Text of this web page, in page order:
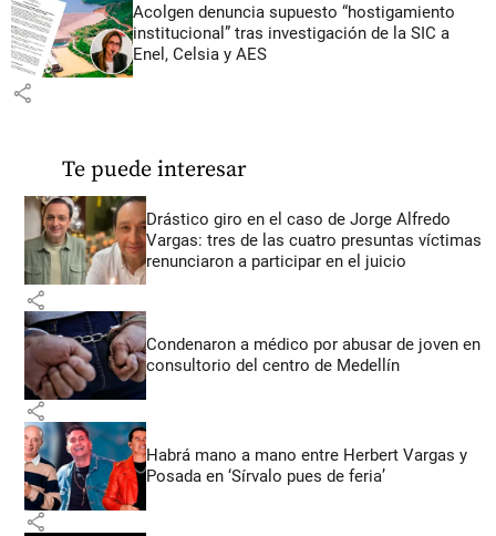
Acolgen denuncia supuesto “hostigamiento
institucional” tras investigación de la SIC a
Enel, Celsia y AES
share
Te puede interesar
Drástico giro en el caso de Jorge Alfredo
Vargas: tres de las cuatro presuntas víctimas
renunciaron a participar en el juicio
share
Condenaron a médico por abusar de joven en
consultorio del centro de Medellín
share
Habrá mano a mano entre Herbert Vargas y
Posada en ‘Sírvalo pues de feria’
share